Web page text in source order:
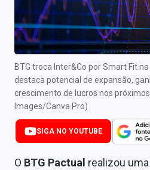
Central de Dividendos
Central de Fundos Imobiliários
Central dos IPOs
Renda Fixa
Finanças Pessoais
BTG troca Inter&Co por Smart Fit
destaca potencial de expansão,
crescimento de lucros nos
Images/Canva Pro)
SIGA NO YOUTUBE
O BTG Pactual realizou